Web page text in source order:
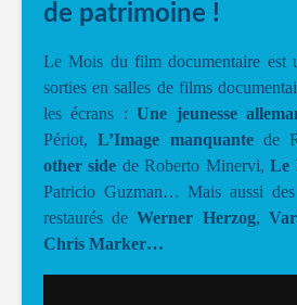
de patrimoine !
Le Mois du film documentaire est
sorties en salles de films
les écrans :Une jeunesse
Périot,L’Image manquantede
other side de Roberto Minervi,Le
Patricio Guzman… Mais aussi
restaurés deWerner Herzog,
Chris Marker…